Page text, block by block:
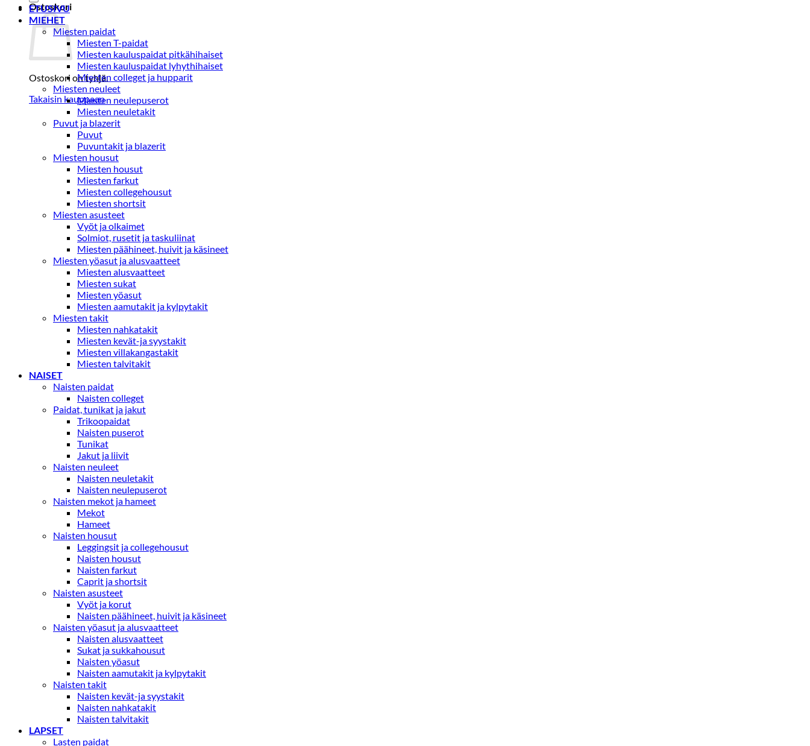
Ostoskori
Ostoskori on tyhjä.
Takaisin kauppaan
ETUSIVU
MIEHET
Miesten paidat
Miesten T-paidat
Miesten kauluspaidat pitkähihaiset
Miesten kauluspaidat lyhythihaiset
Miesten colleget ja hupparit
Miesten neuleet
Miesten neulepuserot
Miesten neuletakit
Puvut ja blazerit
Puvut
Puvuntakit ja blazerit
Miesten housut
Miesten housut
Miesten farkut
Miesten collegehousut
Miesten shortsit
Miesten asusteet
Vyöt ja olkaimet
Solmiot, rusetit ja taskuliinat
Miesten päähineet, huivit ja käsineet
Miesten yöasut ja alusvaatteet
Miesten alusvaatteet
Miesten sukat
Miesten yöasut
Miesten aamutakit ja kylpytakit
Miesten takit
Miesten nahkatakit
Miesten kevät-ja syystakit
Miesten villakangastakit
Miesten talvitakit
NAISET
Naisten paidat
Naisten colleget
Paidat, tunikat ja jakut
Trikoopaidat
Naisten puserot
Tunikat
Jakut ja liivit
Naisten neuleet
Naisten neuletakit
Naisten neulepuserot
Naisten mekot ja hameet
Mekot
Hameet
Naisten housut
Leggingsit ja collegehousut
Naisten housut
Naisten farkut
Caprit ja shortsit
Naisten asusteet
Vyöt ja korut
Naisten päähineet, huivit ja käsineet
Naisten yöasut ja alusvaatteet
Naisten alusvaatteet
Sukat ja sukkahousut
Naisten yöasut
Naisten aamutakit ja kylpytakit
Naisten takit
Naisten kevät-ja syystakit
Naisten nahkatakit
Naisten talvitakit
LAPSET
Lasten paidat